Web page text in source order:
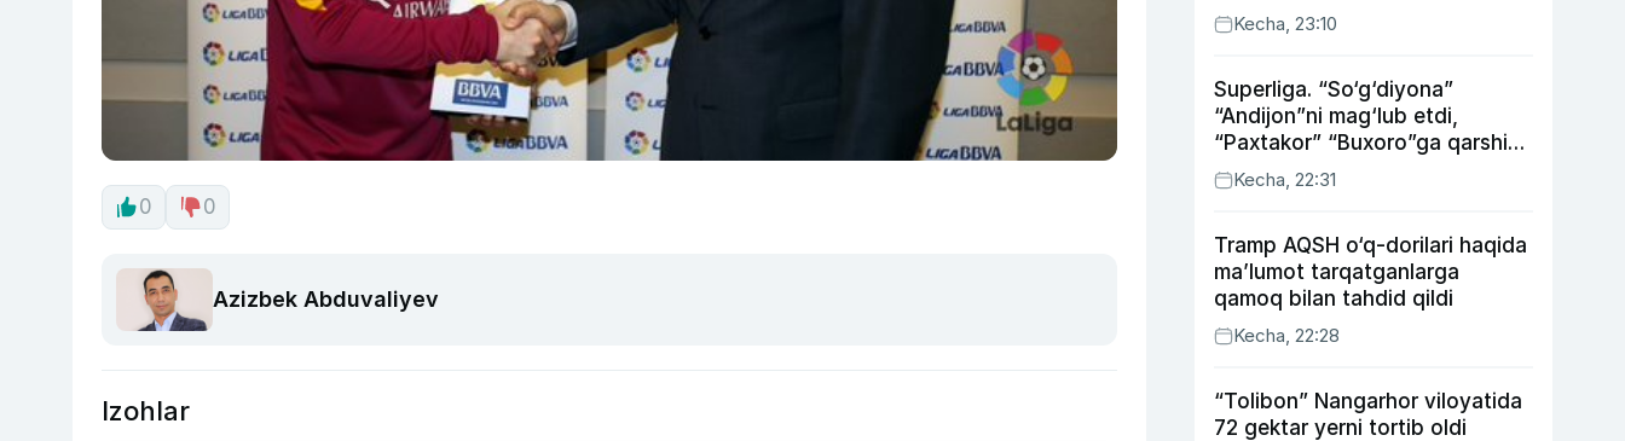
0 0
Azizbek Abduvaliyev
Izohlar
Kecha, 23:10
Superliga. “So‘g‘diyona”
“Andijon”ni mag‘lub etdi,
“Paxtakor” “Buxoro”ga qarshi
bahsda g‘alabani qo‘ldan
chiqardi
Kecha, 22:31
Tramp AQSH o‘q-dorilari haqida
ma’lumot tarqatganlarga
qamoq bilan tahdid qildi
Kecha, 22:28
“Tolibon” Nangarhor viloyatida
72 gektar yerni tortib oldi